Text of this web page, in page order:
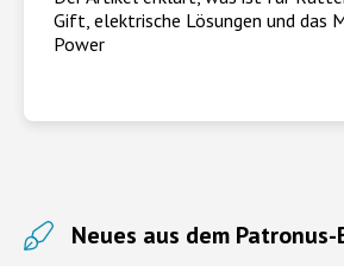
Gift, elektrische Lösungen und das
Power
Neues aus dem Patronus-